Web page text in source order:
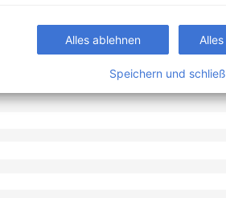
Alles ablehnen
Speichern und